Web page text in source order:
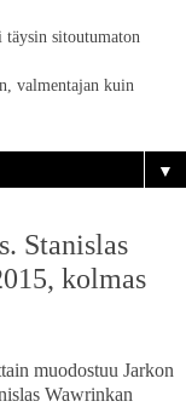
sitoutumaton
valmentajan kuin
▼
Stanislas
kolmas
muodostuu Jarkon
Wawrinkan